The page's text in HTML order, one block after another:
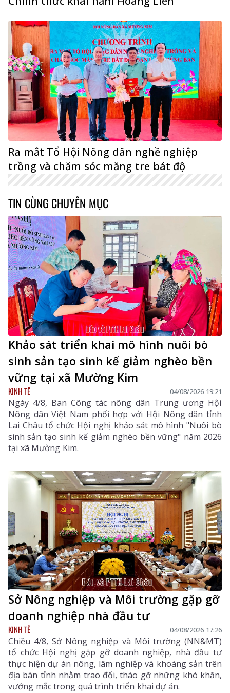
Ra mắt Tổ Hội Nông dân nghề nghiệp
trồng và chăm sóc măng tre bát độ
TIN CÙNG CHUYÊN MỤC
Khảo sát triển khai mô hình nuôi bò
sinh sản tạo sinh kế giảm nghèo bền
vững tại xã Mường Kim
KINH TẾ 04/08/2026 19:21
Ngày 4/8, Ban Công tác nông dân Trung ương Hội
Nông dân Việt Nam phối hợp với Hội Nông dân tỉnh
Lai Châu tổ chức Hội nghị khảo sát mô hình "Nuôi bò
sinh sản tạo sinh kế giảm nghèo bền vững" năm 2026
tại xã Mường Kim.
Sở Nông nghiệp và Môi trường gặp gỡ
doanh nghiệp nhà đầu tư
KINH TẾ 04/08/2026 17:26
Chiều 4/8, Sở Nông nghiệp và Môi trường (NN&MT)
tổ chức Hội nghị gặp gỡ doanh nghiệp, nhà đầu tư
thực hiện dự án nông, lâm nghiệp và khoáng sản trên
địa bàn tỉnh nhằm trao đổi, tháo gỡ những khó khăn,
vướng mắc trong quá trình triển khai dự án.